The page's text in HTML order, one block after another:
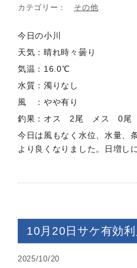
カテゴリー：
その他
今日の小川
天気：晴れ時々曇り
気温：16.0℃
水質：濁りなし
風 ：やや有り
釣果：オス 2尾 メス 0尾
今日は風もなく水位、水量、
より良くなりました。日増し
10月20日サケ有効
2025/10/20